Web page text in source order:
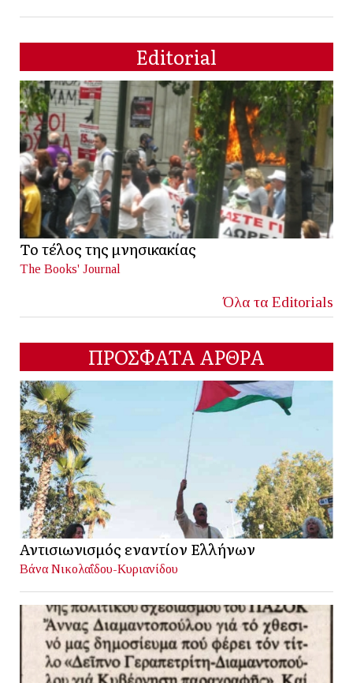
Editorial
Το τέλος της μνησικακίας
The Books' Journal
Όλα τα Editorials
ΠΡΟΣΦΑΤΑ ΑΡΘΡΑ
Αντισιωνισμός εναντίον Ελλήνων
Βάνα Νικολαΐδου-Κυριανίδου